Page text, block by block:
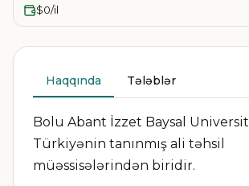
$0/il
Haqqında Tələblər
Bolu Abant İzzet Baysal
Türkiyənin tanınmış ali təhsil
müəssisələrindən biridir.